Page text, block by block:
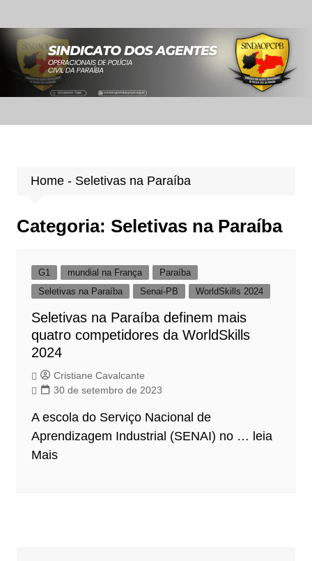
para
conteúdo
Home- Seletivas na Paraíba
Categoria: Seletivas na Paraíba
G1 mundial na França
Paraíba
Seletivas na Paraíba
Senai-PB WorldSkills 2024
Seletivas na Paraíba definem mais
quatro competidores da WorldSkills
2024
Cristiane Cavalcante
30 de setembro de 2023
A escola do Serviço Nacional de
Aprendizagem Industrial (SENAI) no … leia
Mais